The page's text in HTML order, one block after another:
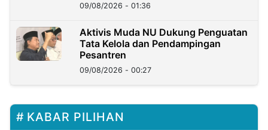
09/08/2026 - 01:36
Aktivis Muda NU Dukung Penguatan
Tata Kelola dan Pendampingan
Pesantren
09/08/2026 - 00:27
KABAR PILIHAN